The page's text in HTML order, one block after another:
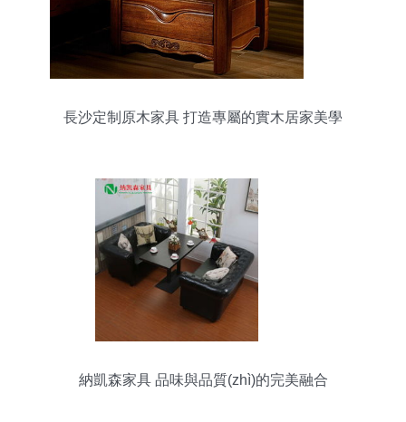
長沙定制原木家具 打造專屬的實木居家美學
納凱森家具 品味與品質(zhì)的完美融合